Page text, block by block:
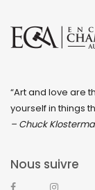
“Art and love are
yourself in things
– Chuck
Nous suivre